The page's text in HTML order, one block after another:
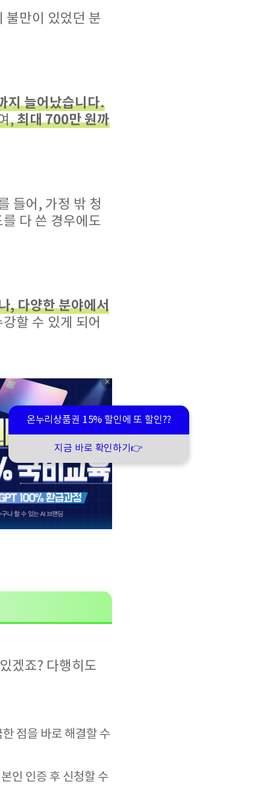
불만이 있었던 분
지 늘어났습니다.
,최대 700만 원까
들어, 가정 밖 청
다 쓴 경우에도
, 다양한 분야에서
할 수 있게 되어
겠죠? 다행히도
점을 바로 해결할 수
인 인증 후 신청할 수
온누리상품권 15% 할인에 또 할인??
지금 바로 확인하기👉